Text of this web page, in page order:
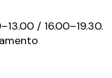
/ 16.00–19.30.